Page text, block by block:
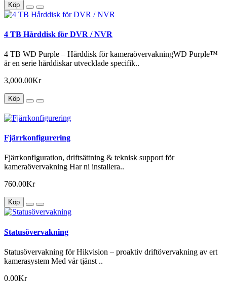
Köp
4 TB Hårddisk för DVR / NVR
4 TB WD Purple – Hårddisk för kameraövervakningWD Purple™
är en serie hårddiskar utvecklade specifik..
3,000.00Kr
Köp
Fjärrkonfigurering
Fjärrkonfiguration, driftsättning & teknisk support för
kameraövervakning Har ni installera..
760.00Kr
Köp
Statusövervakning
Statusövervakning för Hikvision – proaktiv driftövervakning av ert
kamerasystem Med vår tjänst ..
0.00Kr